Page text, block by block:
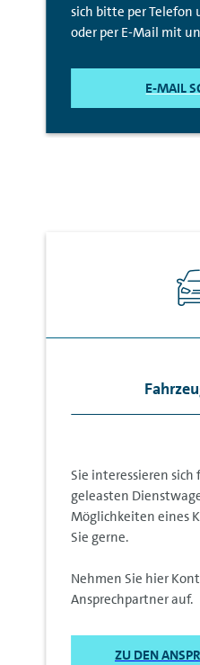
sich bitte per Telefon
oder per E-Mail mit
E-MAIL
Sie interessieren sich
geleasten
Möglichkeiten eines
Sie gerne.
Nehmen Sie hier
Ansprechpartner auf.
ZU DEN